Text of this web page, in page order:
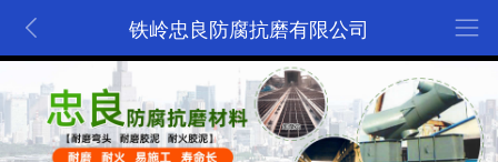
铁岭忠良防腐抗磨有限公司